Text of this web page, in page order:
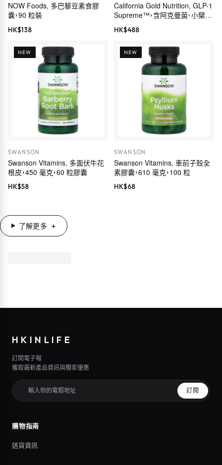
NOW Foods, 多巴藜豆素食膠
囊，90 粒裝
HK$138
California Gold Nutrition, GLP-1
Supreme™，含阿克曼菌、小檗
鹼、五羥黃酮及姜黃素，60 粒素食
膠囊
HK$488
NEW
SWANSON
Swanson Vitamins, 多面伏牛花
根皮，450 毫克，60 粒膠囊
HK$58
NEW
SWANSON
Swanson Vitamins, 車前子殼全
素膠囊，610 毫克，100 粒
HK$68
了解更多
HKINLIFE
訂閱電子報
獲取最新產品資訊與獨家優惠
訂閱
購物指南
送貨資訊